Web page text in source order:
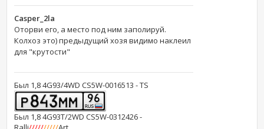
Casper_2la
Оторви его, а место под ним заполируй.
Колхоз это) предыдущий хозя видимо наклеил
для "крутости"
Был 1,8 4G93/4WD CS5W-0016513 - TS
Был 1,8 4G93T/2WD CS5W-0312426 -